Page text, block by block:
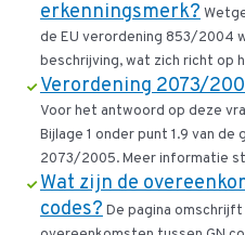
erkenningsmerk?
de EU verordening 853/2004
beschrijving, wat zich richt op
Verordening 2073/
Voor het antwoord op deze
Bijlage 1 onder punt 1.9 van de
2073/2005. Meer informatie
Wat zijn de
codes? De pagina